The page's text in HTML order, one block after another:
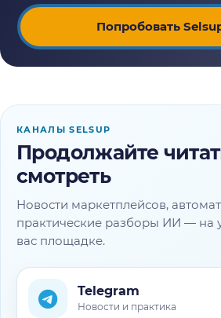
Попробовать
КАНАЛЫ SELSUP
Продолжайте
смотреть
Новости маркетплейсов,
практические разборы ИИ — на
вас площадке.
Telegram
Новости и практика